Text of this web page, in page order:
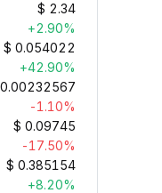
$ 2.34
+2.90%
$ 0.054022
+42.90%
0.00232567
-1.10%
$ 0.09745
-17.50%
$ 0.385154
+8.20%